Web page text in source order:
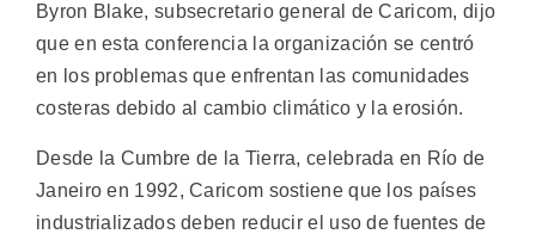
Byron Blake, subsecretario general de Caricom, dijo
que en esta conferencia la organización se centró
en los problemas que enfrentan las comunidades
costeras debido al cambio climático y la erosión.
Desde la Cumbre de la Tierra, celebrada en Río de
Janeiro en 1992, Caricom sostiene que los países
industrializados deben reducir el uso de fuentes de